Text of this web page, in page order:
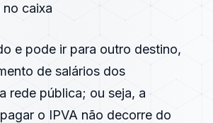
caixa
e pode ir para outro destino,
de salários dos
rede pública; ou seja, a
o IPVA não decorre do